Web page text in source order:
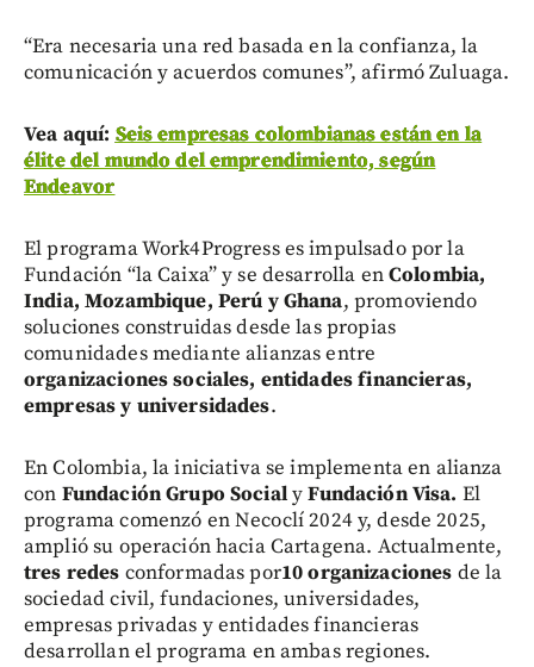
“Era necesaria una red basada en la confianza, la
comunicación y acuerdos comunes”, afirmó Zuluaga.
Vea aquí: Seis empresas colombianas están en la
élite del mundo del emprendimiento, según
Endeavor
El programa Work4Progress es impulsado por la
Fundación “la Caixa” y se desarrolla enColombia,
India, Mozambique, Perú y Ghana, promoviendo
soluciones construidas desde las propias
comunidades mediante alianzas entre
organizaciones sociales, entidades financieras,
empresas y universidades.
En Colombia, la iniciativa se implementa en alianza
con Fundación Grupo SocialyFundación Visa. El
programa comenzó en Necoclí2024 y, desde 2025,
amplió su operación hacia Cartagena. Actualmente,
tres redes conformadas por10 organizaciones de la
sociedad civil, fundaciones, universidades,
empresas privadas y entidades financieras
desarrollan el programa en ambas regiones.